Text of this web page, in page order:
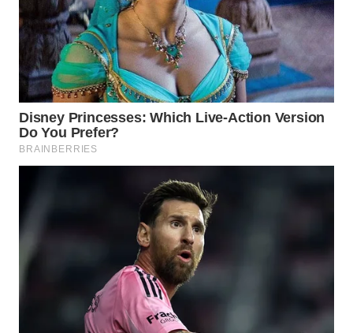
WN
INDRAMAYU
WN
KUNINGAN
WN
MAJALENGKA
SUKABUMI
WN
PURWAKARTA